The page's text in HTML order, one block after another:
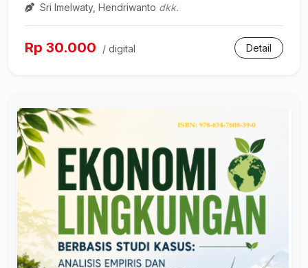
Sri Imelwaty, Hendriwanto dkk.
Rp 30.000 / digital Detail